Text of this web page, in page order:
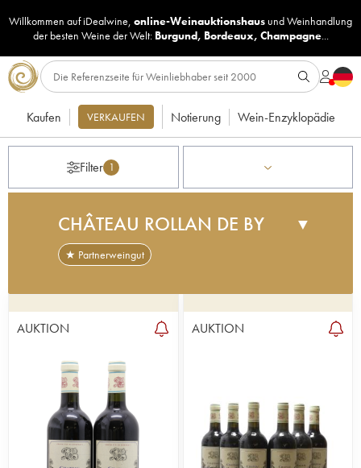
Willkommen auf iDealwine, online-Weinauktionshaus undWeinhandlung
der besten Weine der Welt: Burgund, Bordeaux, Champagne...
Kaufen VERKAUFEN Notierung Wein-Enzyklopädie
Filter 1
CHÂTEAU ROLLAN DE BY ▼
★ Partnerweingut
Exceptionnel bestätigt wurde, bietet das Château
Rollan de By (1989 von Jean Guyon erworben)
Weinberg hat eine Fläche von 52 Hektar. Bei den
Rebsorten dominiert Merlot mit 70 %, ergänzt um
20 % Cabernet Sauvignon und 10 % Petit Verdot.
AUKTION AUKTION